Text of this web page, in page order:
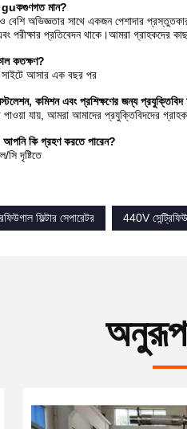
guকগুণগত মান?
অভিজ্ঞতার সাথে একজন পেশাদার
পরীক্ষার প্রতিবেদন থাকে।আমরা গ্রাহকদের
কতক্ষণ?
সাইটে আসার এক বছর পর
কমিশন এবং প্রশিক্ষণের জন্য
যায়, আমরা আমাদের প্রযুক্তিবিদদের
আপনি কি গ্রহণ করতে পারেন?
সি দৃষ্টিতে
ফিল্টার সেপারেটর
440V